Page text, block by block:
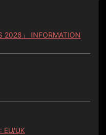
2026」 INFORMATION
EU/UK